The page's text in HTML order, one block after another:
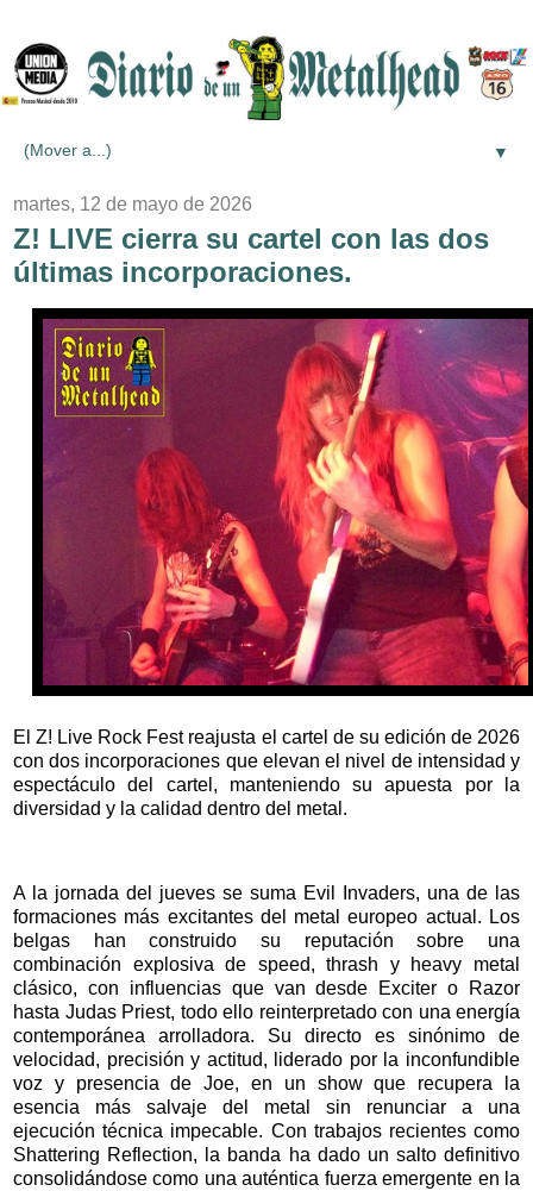
▼
martes, 12 de mayo de 2026
Z! LIVE cierra su cartel con las dos
últimas incorporaciones.
El Z! Live Rock Fest reajusta el cartel de su edición de 2026
con dos incorporaciones que elevan el nivel de intensidad y
espectáculo del cartel, manteniendo su apuesta por la
diversidad y la calidad dentro del metal.
A la jornada del jueves se suma Evil Invaders, una de las
formaciones más excitantes del metal europeo actual. Los
belgas han construido su reputación sobre una
combinación explosiva de speed, thrash y heavy metal
clásico, con influencias que van desde Exciter o Razor
hasta Judas Priest, todo ello reinterpretado con una energía
contemporánea arrolladora. Su directo es sinónimo de
velocidad, precisión y actitud, liderado por la inconfundible
voz y presencia de Joe, en un show que recupera la
esencia más salvaje del metal sin renunciar a una
ejecución técnica impecable. Con trabajos recientes como
Shattering Reflection, la banda ha dado un salto definitivo
consolidándose como una auténtica fuerza emergente en la